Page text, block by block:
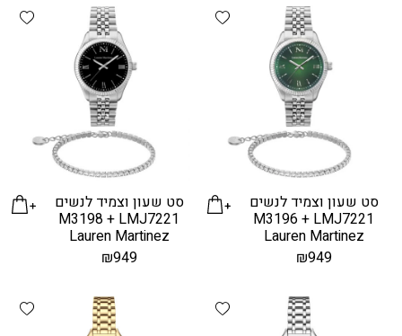
Add wishlist
סט שעון וצמיד לנשים
M3196 + LMJ7221
Lauren Martinez
₪949
סט שעון וצמיד לנשים
M3198 + LMJ7221
Lauren Martinez
₪949
Add wishlist